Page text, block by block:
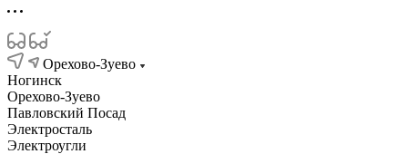
Орехово-Зуево
Ногинск
Орехово-Зуево
Павловский Посад
Электросталь
Электроугли